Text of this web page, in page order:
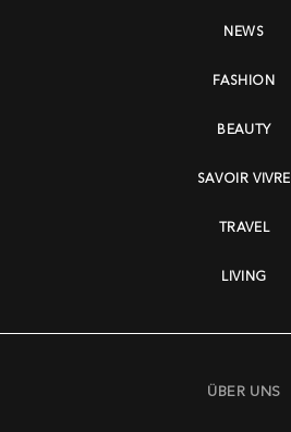
NEWS
FASHION
BEAUTY
SAVOIR VIVRE
TRAVEL
LIVING
ÜBER UNS